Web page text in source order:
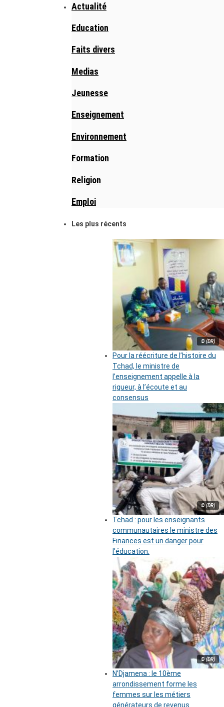
Actualité
Education
Faits divers
Medias
Jeunesse
Enseignement
Environnement
Formation
Religion
Emploi
Les plus récents
© (DR)
Pour la réécriture de l’histoire du
Tchad, le ministre de
l’enseignement appelle à la
rigueur, à l’écoute et au
consensus
© (DR)
Tchad : pour les enseignants
communautaires le ministre des
Finances est un danger pour
l’éducation.
© (DR)
N’Djamena : le 10ème
arrondissement forme les
femmes sur les métiers
générateurs de revenus